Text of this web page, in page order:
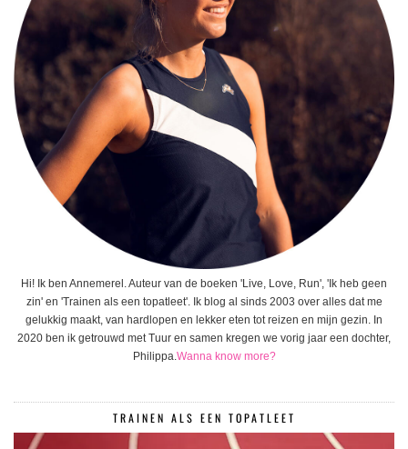
Hi! Ik ben Annemerel. Auteur van de boeken 'Live, Love, Run', 'Ik heb geen
zin' en 'Trainen als een topatleet'. Ik blog al sinds 2003 over alles dat me
gelukkig maakt, van hardlopen en lekker eten tot reizen en mijn gezin. In
2020 ben ik getrouwd met Tuur en samen kregen we vorig jaar een dochter,
Philippa.Wanna know more?
TRAINEN ALS EEN TOPATLEET